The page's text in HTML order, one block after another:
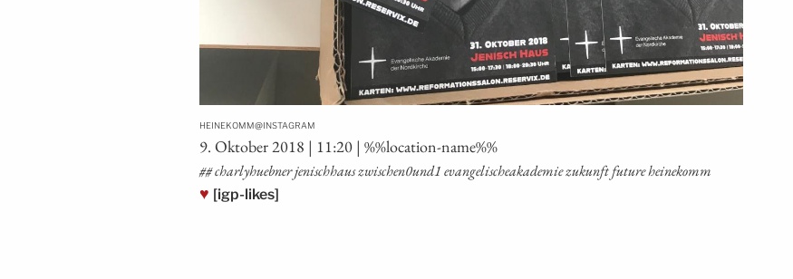
HEINEKOMM@INSTAGRAM
9. Okto­ber 2018 | 11:20 | %%loca­ti­on-name%%
## char­ly­h­ueb­ner jenisch­haus zwischen0und1 evan­ge­li­sche­aka­de­mie zukunft future heinekomm
♥ [igp-likes]